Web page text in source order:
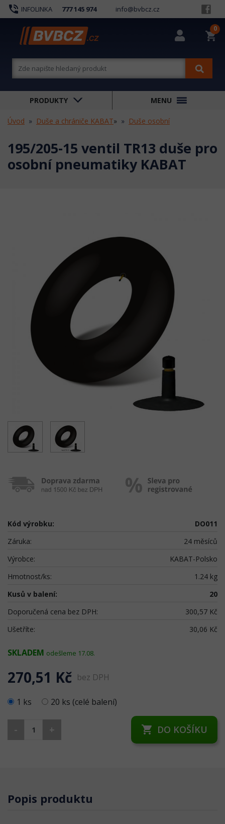
phone_in_talk INFOLINKA 777 145 974 info@bvbcz.cz
shopping_cart
0
PRODUKTY MENU
Úvod Duše a chrániče KABAT» Duše osobní
195/205-15 ventil TR13 duše pro
osobní pneumatiky KABAT
Kód výrobku:
DO011
Záruka:
24 měsíců
Výrobce:
KABAT-Polsko
Hmotnost/ks:
1.24 kg
Kusů v balení:
20
Doporučená cena bez DPH:
300,57 Kč
Ušetříte:
30,06 Kč
SKLADEM odešleme 17.08.
270,51 Kč bez DPH
1 ks 20 ks (celé balení)
- + shopping_cart DO KOŠÍKU
Popis produktu